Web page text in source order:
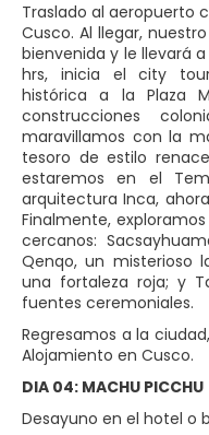
Traslado al aeropuerto
Cusco. Al llegar,
bienvenida y le llevará a
hrs, inicia el city
histórica a la Plaza
construcciones
maravillamos con la
tesoro de estilo
estaremos en el
arquitectura Inca,
Finalmente,
cercanos:
Qenqo, un misterioso
una fortaleza roja; y
fuentes ceremoniales.
Regresamos a la
Alojamiento en Cusco.
DIA 04: MACHU PICCHU
Desayuno en el hotel o